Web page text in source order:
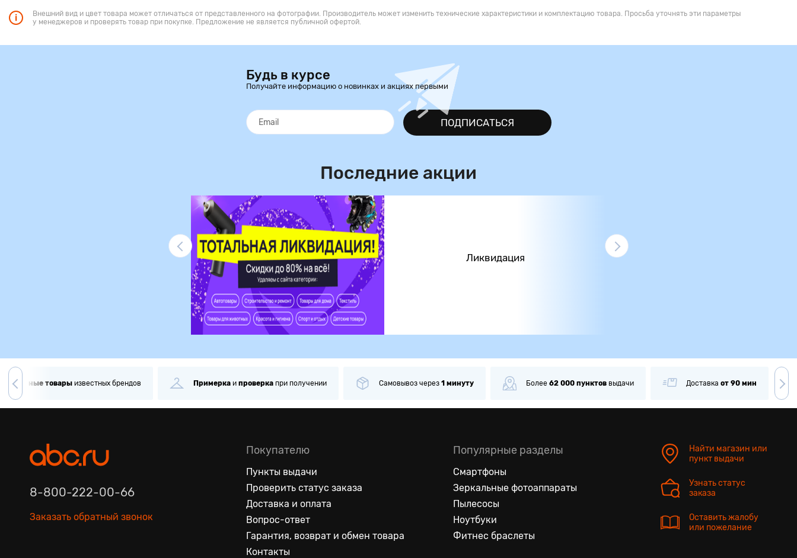
Внешний вид и цвет товара может отличаться от представленного на фотографии. Производитель может изменить технические характеристики и комплектацию товара. Просьба уточнять эти параметры
у менеджеров и проверять товар при покупке. Предложение не является публичной офертой.
Будь в курсе
Получайте информацию о новинках и акциях первыми
ПОДПИСАТЬСЯ
Последние акции
Ликвидация
товары известных брендов Примерка и проверка при получении Самовывоз через 1 минуту Более 62 000 пунктов выдачи Доставка от 90 мин
8-800-222-00-66
Заказать обратный звонок
Покупателю
Пункты выдачи
Проверить статус заказа
Доставка и оплата
Вопрос-ответ
Гарантия, возврат и обмен товара
Контакты
Популярные разделы
Смартфоны
Зеркальные фотоаппараты
Пылесосы
Ноутбуки
Фитнес браслеты
Найти магазин или
пункт выдачи
Узнать статус
заказа
Оставить жалобу
или пожелание